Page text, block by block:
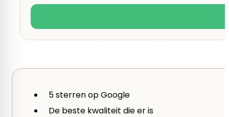
PetiteKnit
Lang Yarns
5 sterren op Google
De beste kwaliteit die er is